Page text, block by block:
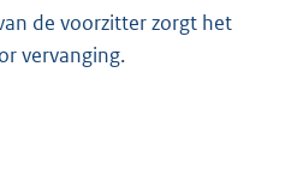
de voorzitter zorgt het
vervanging.